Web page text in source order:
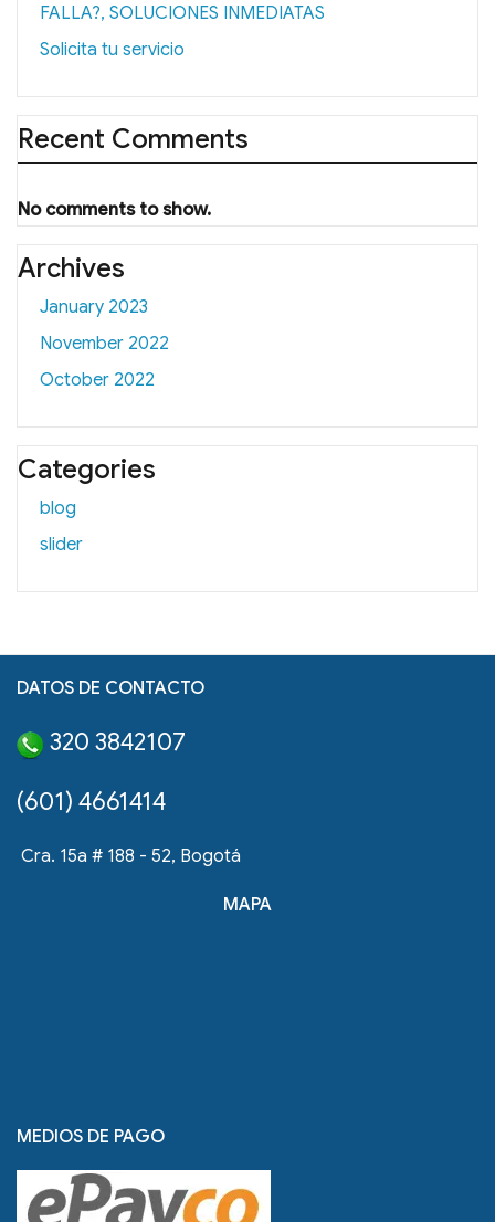
FALLA?, SOLUCIONES INMEDIATAS
Solicita tu servicio
Recent Comments
No comments to show.
Archives
January 2023
November 2022
October 2022
Categories
blog
slider
DATOS DE CONTACTO
320 3842107
(601) 4661414
Cra. 15a # 188 - 52, Bogotá
MAPA
MEDIOS DE PAGO